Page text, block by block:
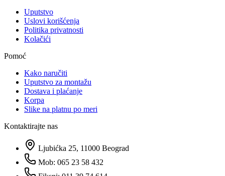
Uputstvo
Uslovi korišćenja
Politika privatnosti
Kolačići
Pomoć
Kako naručiti
Uputstvo za montažu
Dostava i plaćanje
Korpa
Slike na platnu po meri
Kontaktirajte nas
Ljubićka 25, 11000 Beograd
Mob: 065 23 58 432